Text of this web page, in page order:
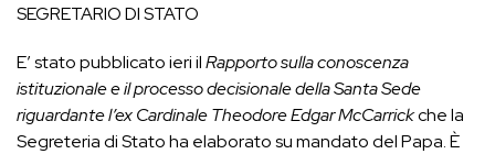
SEGRETARIO DI STATO
E’ stato pubblicato ieri ilRapporto sulla conoscenza
istituzionale e il processo decisionale della Santa Sede
riguardante l’ex Cardinale Theodore Edgar McCarrickche la
Segreteria di Stato ha elaborato su mandato del Papa. È